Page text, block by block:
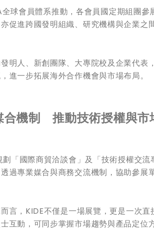
球會員體系推動，各會員國定期組團
促進跨國發明組織、研究機構與企業之
明人、新創團隊、大專院校及企業代
進一步拓展海外合作機會與市場布局。
合機制 推動技術授權與市
劃「國際商貿洽談會」及「技術授權交
過專業媒合與商務交流機制，協助參展
言，KIDE不僅是一場展覽，更是一次
互動，可同步掌握市場趨勢與產品定位